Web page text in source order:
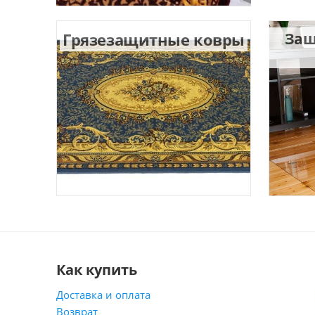
Грязезащитные ковры
Как купить
Доставка и оплата
Возврат